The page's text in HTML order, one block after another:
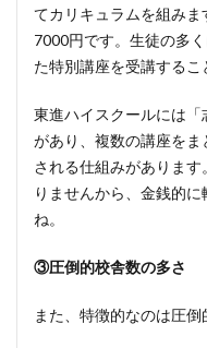
てカリキュラムを組み
7000円です。生徒の多
た特別講座を受講するこ
東進ハイスクールには
があり、複数の講座を
される仕組みがありま
りませんから、金銭的
ね。
③圧倒的校舎数の多さ
また、特徴的なのは圧倒